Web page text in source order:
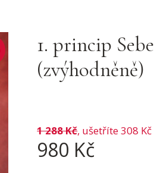
1. princip
(zvýhodněně)
1 288Kč, ušetříte 308 Kč
980 Kč